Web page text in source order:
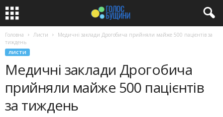
Головна Листи
Медичні заклади Дрогобича прийняли майже 500 пацієнтів за
тиждень
ЛИСТИ
Медичні заклади Дрогобича
прийняли майже 500 пацієнтів
за тиждень